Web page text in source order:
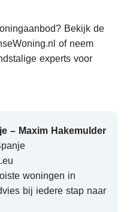
Bekijk de
of neem
experts voor
– Maxim Hakemulder
woningen in
bij iedere stap naar